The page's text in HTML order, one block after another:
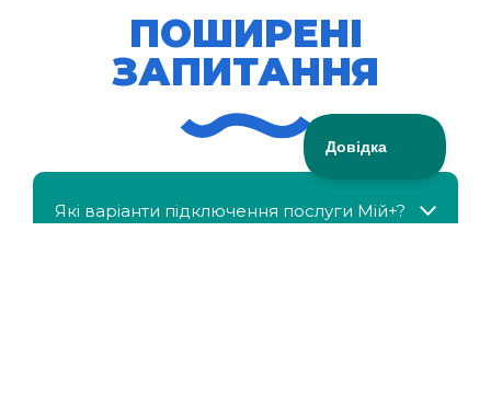
ПОШИРЕНІ
ЗАПИТАННЯ
Які варіанти підключення послуги Мій+?